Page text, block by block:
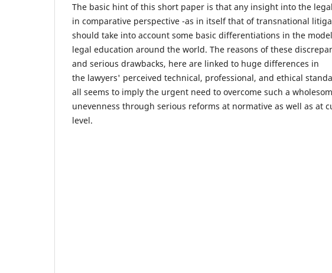
The basic hint of this short paper is that any insight into the
in comparative perspective -as in itself that of transnational
should take into account some basic differentiations in the
legal education around the world. The reasons of these
and serious drawbacks, here are linked to huge differences in
the lawyers' perceived technical, professional, and ethical
all seems to imply the urgent need to overcome such a
unevenness through serious reforms at normative as well as at
level.